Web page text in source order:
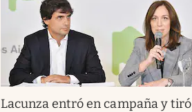
Lacunza entró en campaña y tiró